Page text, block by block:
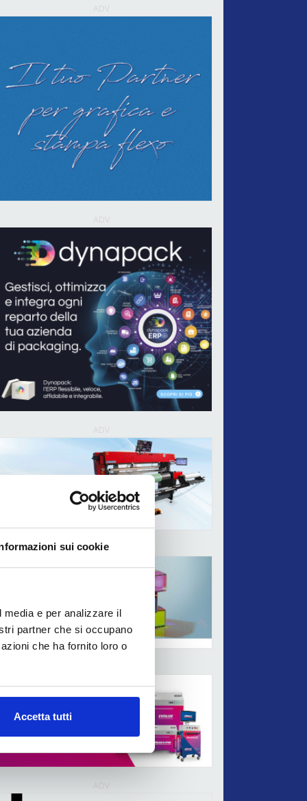
sui cookie
e per analizzare il
partner che si occupano
che ha fornito loro o
Accetta tutti
ADV
ADV